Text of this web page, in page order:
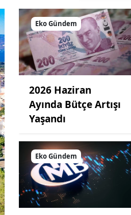
Eko Gündem
2026 Haziran
Ayında Bütçe Artışı
Yaşandı
Eko Gündem